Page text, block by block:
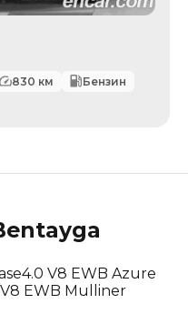
830 км
Бензин
4.0 V8 EWB Azure
EWB Mulliner